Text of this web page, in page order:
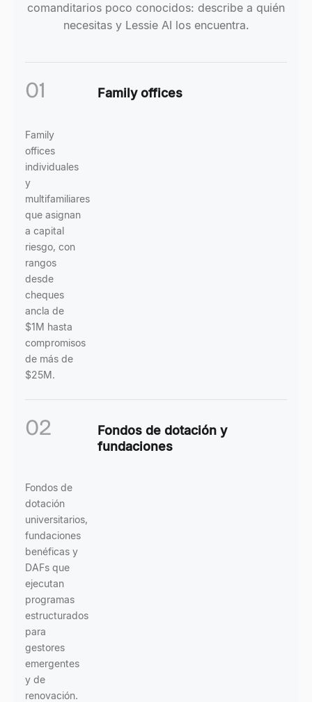
comanditarios poco conocidos: describe a quién
necesitas y Lessie AI los encuentra.
01 Family offices
Family
offices
individuales
y
multifamiliares
que asignan
a capital
riesgo, con
rangos
desde
cheques
ancla de
$1M hasta
compromisos
de más de
$25M.
02
Fondos de dotación y
fundaciones
Fondos de
dotación
universitarios,
fundaciones
benéficas y
DAFs que
ejecutan
programas
estructurados
para
gestores
emergentes
y de
renovación.